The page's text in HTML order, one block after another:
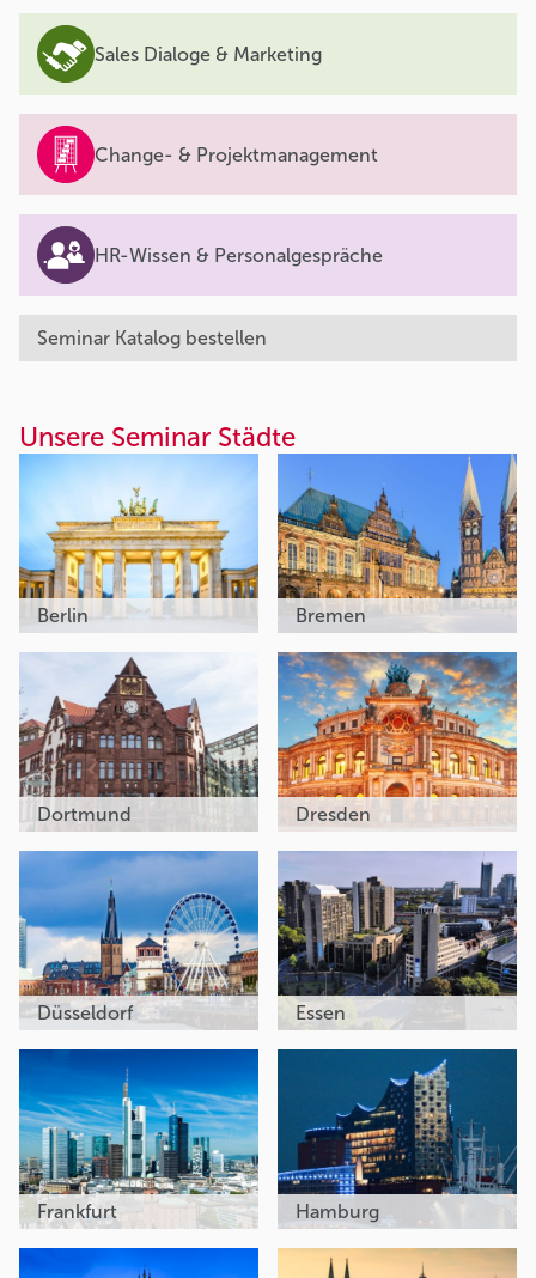
Sales Dialoge & Marketing
Change- & Projektmanagement
HR-Wissen & Personalgespräche
Seminar Katalog bestellen
Unsere Seminar Städte
Berlin Bremen
Dortmund Dresden
Düsseldorf Essen
Frankfurt Hamburg